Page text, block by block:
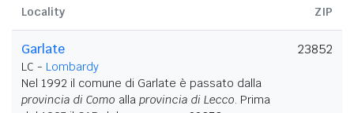
Locality ZIP
Garlate
LC - Lombardy
Nel 1992 il comune di Garlate è passato dalla
provincia di Como alla provincia di Lecco. Prima
23852